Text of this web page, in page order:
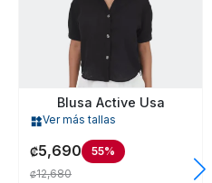
Blusa Active Usa
widgetsVer más tallas
₡5,690 55%
₡12,680